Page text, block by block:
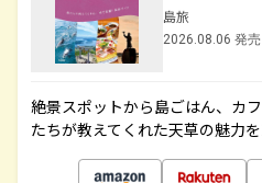
島旅
2026.08.06 発売
絶景スポットから島ごはん、カ
たちが教えてくれた天草の魅力